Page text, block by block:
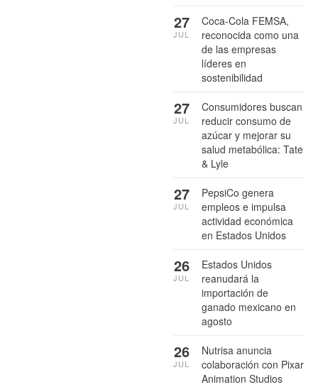
Coca-Cola FEMSA,
reconocida como una
de las empresas
líderes en
sostenibilidad
27
JUL
Consumidores buscan
reducir consumo de
azúcar y mejorar su
salud metabólica: Tate
& Lyle
27
JUL
PepsiCo genera
empleos e impulsa
actividad económica
en Estados Unidos
27
JUL
Estados Unidos
reanudará la
importación de
ganado mexicano en
agosto
26
JUL
Nutrisa anuncia
colaboración con Pixar
Animation Studios
26
JUL